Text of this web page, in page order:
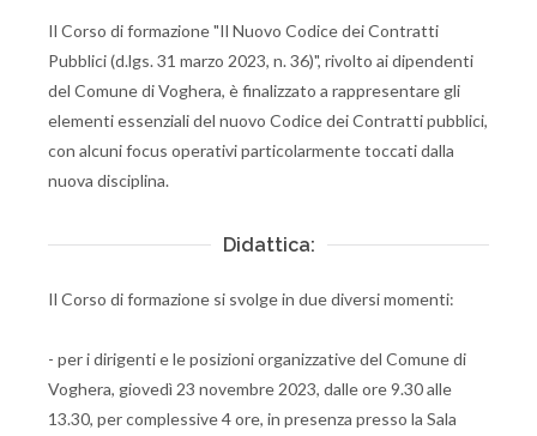
Il Corso di formazione "Il Nuovo Codice dei Contratti
Pubblici (d.lgs. 31 marzo 2023, n. 36)", rivolto ai dipendenti
del Comune di Voghera, è finalizzato a rappresentare gli
elementi essenziali del nuovo Codice dei Contratti pubblici,
con alcuni focus operativi particolarmente toccati dalla
nuova disciplina.
Didattica:
Il Corso di formazione si svolge in due diversi momenti:
- per i dirigenti e le posizioni organizzative del Comune di
Voghera, giovedì 23 novembre 2023, dalle ore 9.30 alle
13.30, per complessive 4 ore, in presenza presso la Sala